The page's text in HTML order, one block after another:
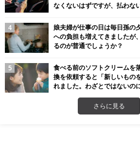
なくないはずですが、払わな
娘夫婦が仕事の日は毎日孫の
への負担も増えてきましたが
るのが普通でしょうか？
食べる前のソフトクリームを
換を依頼すると「新しいもの
れました。わざとではないの
さらに見る